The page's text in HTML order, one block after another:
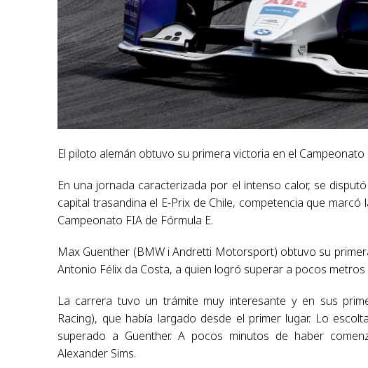
El piloto alemán obtuvo su primera victoria en el Campeonato
En una jornada caracterizada por el intenso calor, se
capital trasandina el E-Prix de Chile, competencia que
Campeonato FIA de Fórmula E.
Max Guenther (BMW i Andretti Motorsport) obtuvo su
Antonio Félix da Costa, a quien logró superar a pocos metros
La carrera tuvo un trámite muy interesante y en sus
Racing), que había largado desde el primer lugar. Lo
superado a Guenther. A pocos minutos de haber
Alexander Sims.